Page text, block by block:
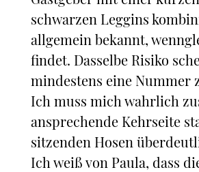
schwarzen Leggins
allgemein bekannt,
findet. Dasselbe Risiko
mindestens eine Nummer
Ich muss mich wahrlich
ansprechende Kehrseite
sitzenden Hosen
Ich weiß von Paula, dass